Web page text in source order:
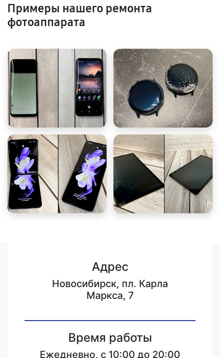
Примеры нашего ремонта
фотоаппарата
Адрес
Новосибирск, пл. Карла
Маркса, 7
Время работы
Ежедневно, с 10:00 до 20:00